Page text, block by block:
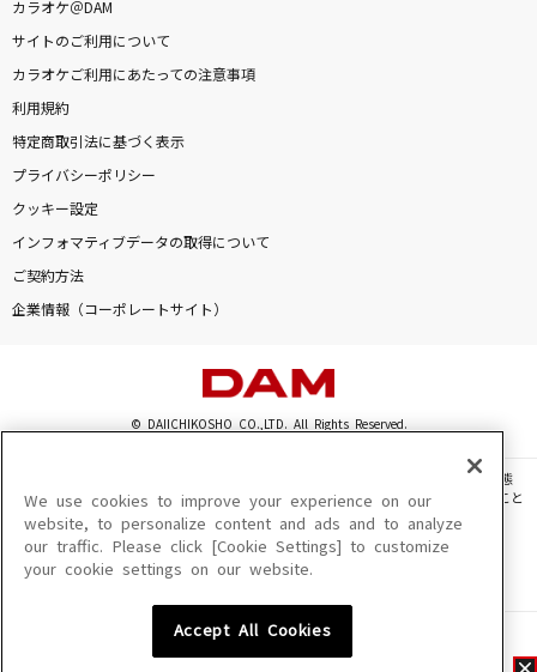
カラオケ＠DAM
サイトのご利用について
カラオケご利用にあたっての注意事項
利用規約
特定商取引法に基づく表示
プライバシーポリシー
クッキー設定
インフォマティブデータの取得について
ご契約方法
企業情報（コーポレートサイト）
© DAIICHIKOSHO CO.,LTD. All Rights Reserved.
このサイトに掲載されている一切の文章・画像・写真・動画・音声等を、手段や形態
を問わず、著作権法の定める範囲を超えて無断で複製、転載、ファイル化などすること
を禁じます。
楽曲及びコンテンツは、機種によりご利用いただけない場合があります。
楽曲及びコンテンツの配信日、配信内容が変更になる場合があります。
We use cookies to improve your experience on our
website, to personalize content and ads and to analyze
our traffic. Please click [Cookie Settings] to customize
your cookie settings on our website.
Accept All Cookies